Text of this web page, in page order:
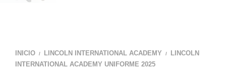
INICIO / LINCOLN INTERNATIONAL ACADEMY /
LINCOLN
INTERNATIONAL ACADEMY UNIFORME 2025